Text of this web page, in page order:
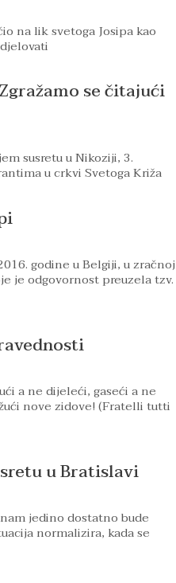
na lik svetoga Josipa kao
se čitajući
susretu u Nikoziji, 3.
u crkvi Svetoga Križa
godine u Belgiji, u zračnoj
je odgovornost preuzela tzv.
a ne dijeleći, gaseći a ne
nove zidove! (Fratelli tutti
u Bratislavi
jedino dostatno bude
normalizira, kada se